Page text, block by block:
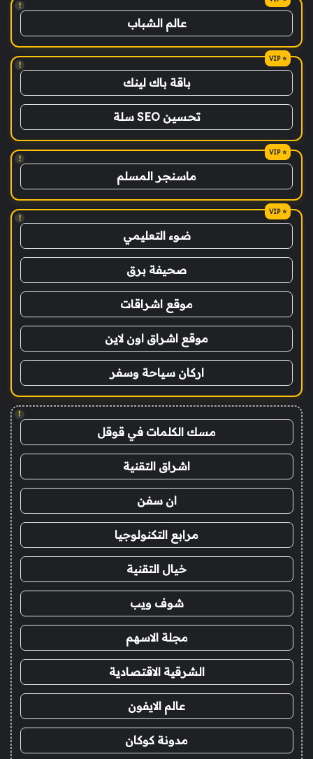
!
عالم الشباب
!
باقة باك لينك
تحسين SEO سلة
!
ماسنجر المسلم
!
ضوء التعليمي
صحيفة برق
موقع اشراقات
موقع اشراق اون لاين
اركان سياحة وسفر
!
مسك الكلمات في قوقل
اشراق التقنية
ان سفن
مرابع التكنولوجيا
خيال التقنية
شوف ويب
مجلة الاسهم
الشرقية الاقتصادية
عالم الايفون
مدونة كوكان